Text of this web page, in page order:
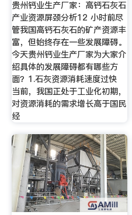
贵州钙业生产厂家：高钙石灰石
产业资源屏颈分析12 小时前尽
管我国高钙石灰石的矿产资源丰
富，但始终存在一些发展障碍。
今天贵州钙业生产厂家为大家介
绍具体的发展障碍都有哪些方
面？1.石灰资源消耗速度过快
当前，我国正处于工业化初期，
对资源消耗的需求增长高于国民
经